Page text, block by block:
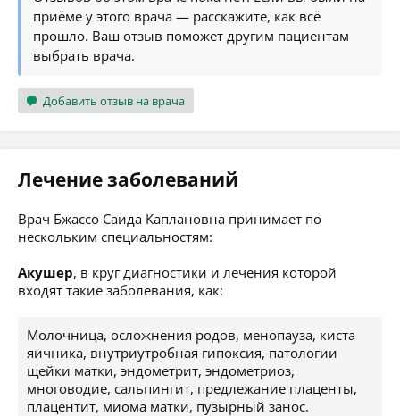
приёме у этого врача — расскажите, как всё
прошло. Ваш отзыв поможет другим пациентам
выбрать врача.
Добавить отзыв на врача
Лечение заболеваний
Врач Бжассо Саида Каплановна принимает по
нескольким специальностям:
Акушер, в круг диагностики и лечения которой
входят такие заболевания, как:
Молочница, осложнения родов, менопауза, киста
яичника, внутриутробная гипоксия, патологии
щейки матки, эндометрит, эндометриоз,
многоводие, сальпингит, предлежание плаценты,
плацентит, миома матки, пузырный занос.